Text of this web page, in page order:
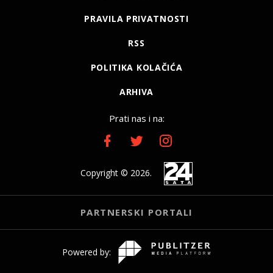
PRAVILA PRIVATNOSTI
RSS
POLITIKA KOLAČIĆA
ARHIVA
Prati nas i na:
Copyright © 2026.
PARTNERSKI PORTALI
Powered by: